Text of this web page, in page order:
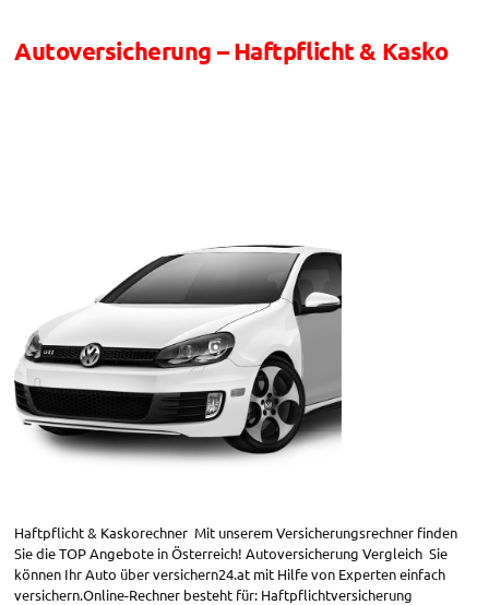
Autoversicherung – Haftpflicht & Kasko
Haftpflicht & Kaskorechner Mit unserem Versicherungsrechner finden
Sie die TOP Angebote in Österreich! Autoversicherung Vergleich Sie
können Ihr Auto über versichern24.at mit Hilfe von Experten einfach
versichern.Online-Rechner besteht für: Haftpflichtversicherung